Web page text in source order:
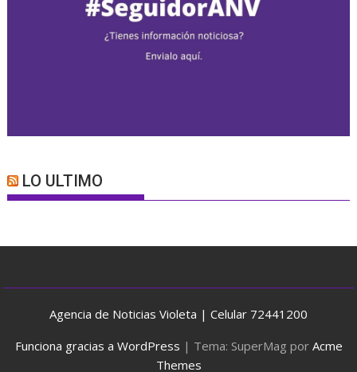
LO ULTIMO
Agencia de Noticias Violeta | Celular 72441200
Funciona gracias a WordPress | Tema: SuperMag por Acme
Themes